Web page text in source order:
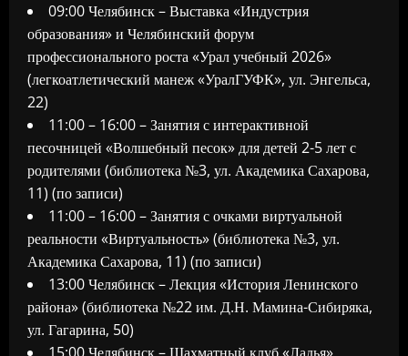
09:00 Челябинск – Выставка «Индустрия
образования» и Челябинский форум
профессионального роста «Урал учебный 2026»
(легкоатлетический манеж «УралГУФК», ул. Энгельса,
22)
11:00 – 16:00 – Занятия с интерактивной
песочницей «Волшебный песок» для детей 2-5 лет с
родителями (библиотека №3, ул. Академика Сахарова,
11) (по записи)
11:00 – 16:00 – Занятия с очками виртуальной
реальности «Виртуальность» (библиотека №3, ул.
Академика Сахарова, 11) (по записи)
13:00 Челябинск – Лекция «История Ленинского
района» (библиотека №22 им. Д.Н. Мамина-Сибиряка,
ул. Гагарина, 50)